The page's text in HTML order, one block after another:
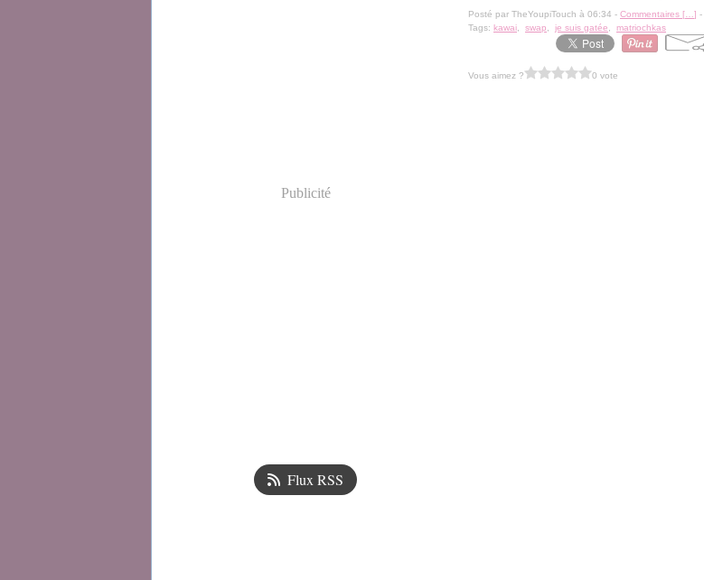
Publicité
Flux RSS
Posté par TheYoupiTouch à 06:34 - Commentaires [ ] -
Tags: kawai swap je suis gatée matriochkas
Vous aimez ? 0 vote